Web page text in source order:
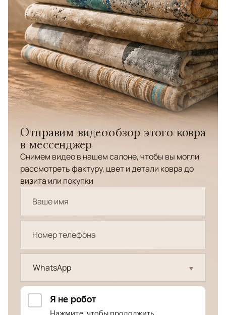
Отправим видеообзор этого ковра
в мессенджер
Снимем видео в нашем салоне, чтобы вы могли
рассмотреть фактуру, цвет и детали ковра до
визита или покупки
WhatsApp